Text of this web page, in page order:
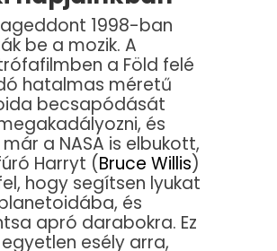
1998-ban
be a mozik. A
a Föld felé
hatalmas méretű
becsapódását
és
a NASA is elbukott,
Harryt (Bruce Willis)
hogy segítsen lyukat
és
apró darabokra. Ez
esély arra,